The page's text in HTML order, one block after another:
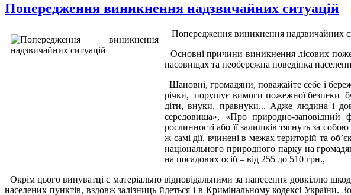
Попередження виникнення надзвичайних ситуацій
Попередження виникнення надзвичайних
Основні причини виникнення лісових
пасовищах та необережна поведінка
Шановні, громадяни, поважайте себе і
річки, порушує вимоги пожежної безпеки
діти, внуки, правнуки... Адже людина і
середовища», «Про природно-заповідний
рослинності або її залишків тягнуть за
ж самі дії, вчинені в межах територій та
національного природного парку на
на посадових осіб – від 255 до 510 грн.,
Окрім цього винуватці є матеріально відповідальними за нанесення довкіллю
населених пунктів, вздовж залізниць йдеться і в Кримінальному кодексі